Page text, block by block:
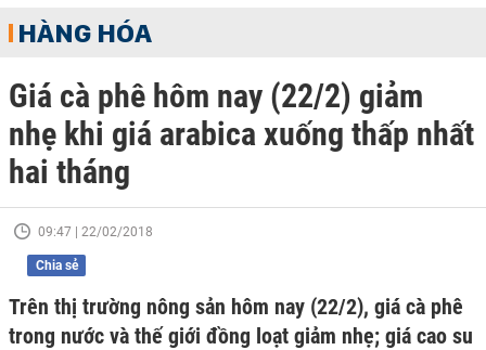
HÀNG HÓA
Giá cà phê hôm nay (22/2) giảm
nhẹ khi giá arabica xuống thấp nhất
hai tháng
09:47 | 22/02/2018
Chia sẻ
Trên thị trường nông sản hôm nay (22/2), giá cà phê
trong nước và thế giới đồng loạt giảm nhẹ; giá cao su